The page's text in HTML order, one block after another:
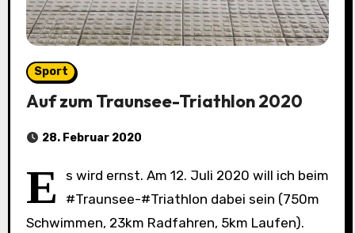
Sport
Auf zum Traunsee-Triathlon 2020
28. Februar 2020
E
s wird ernst. Am 12. Juli 2020 will ich beim
#Traunsee-#Triathlon dabei sein (750m
Schwimmen, 23km Radfahren, 5km Laufen).